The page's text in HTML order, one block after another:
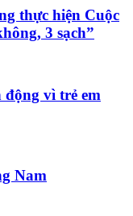
thực hiện Cuộc
3 sạch”
vì trẻ em
Nam